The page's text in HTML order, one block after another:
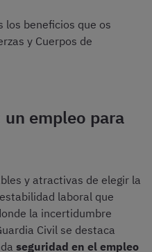
los beneficios que os
y Cuerpos de
empleo para
y atractivas de elegir la
laboral que
la incertidumbre
Civil se destaca
seguridad en el empleo